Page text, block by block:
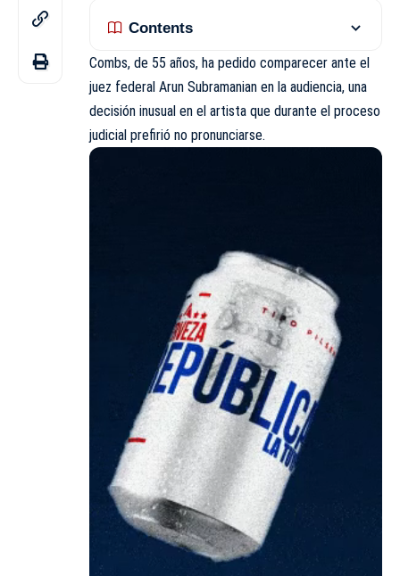
Contents
Combs, de 55 años, ha pedido comparecer ante el
juez federal Arun Subramanian en la audiencia, una
decisión inusual en el artista que durante el proceso
judicial prefirió no pronunciarse.